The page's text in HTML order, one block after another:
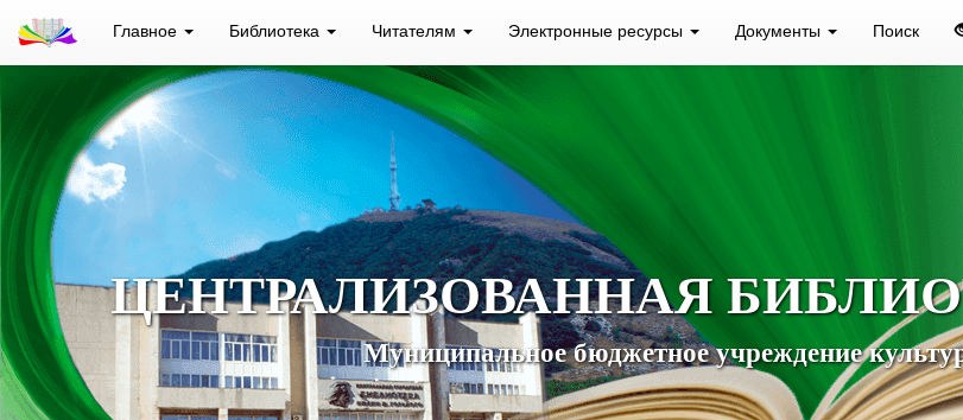
Главное Библиотека Читателям Электронные ресурсы Документы Поиск
ЦЕНТРАЛИЗОВАННАЯ
Муниципальное бюджетное учреждение